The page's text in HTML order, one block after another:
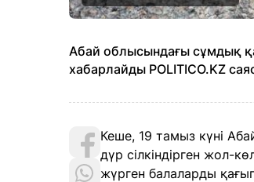
Абай облысындағы сұмдық
хабарлайды POLITICO.KZ
Кеше, 19 тамыз күні
дүр сілкіндірген жол-
жүрген балаларды